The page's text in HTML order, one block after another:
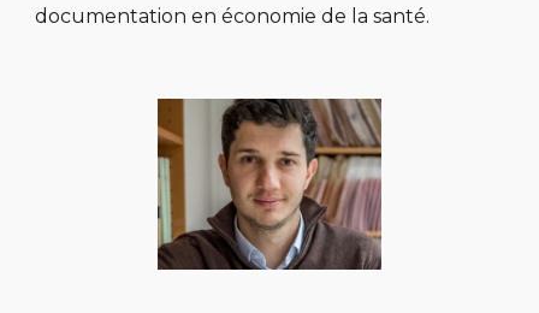
documentation en économie de la santé.